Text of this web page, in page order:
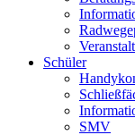
Schüler
SMV